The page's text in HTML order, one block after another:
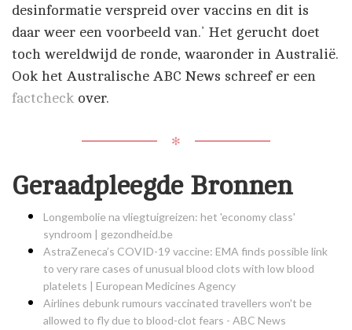
desinformatie verspreid over vaccins en dit is
daar weer een voorbeeld van.’ Het gerucht doet
toch wereldwijd de ronde, waaronder in Australië.
Ook het Australische ABC News schreef er een
factcheck over.
✻
Geraadpleegde Bronnen
Longembolie na vliegtuigreizen: het 'economy class'
syndroom | gezondheid.be
AstraZeneca’s COVID-19 vaccine: EMA finds possible link
to very rare cases of unusual blood clots with low blood
platelets | European Medicines Agency
Airlines debunk rumours vaccinated travellers won't be
allowed to fly due to blood-clot fears - ABC News